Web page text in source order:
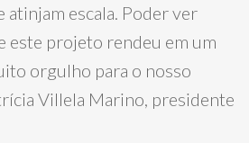
atinjam escala. Poder ver
este projeto rendeu em um
orgulho para o nosso
Villela Marino, presidente